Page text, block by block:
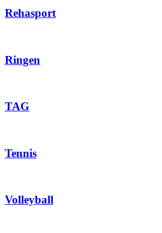
Rehasport
Ringen
TAG
Tennis
Volleyball